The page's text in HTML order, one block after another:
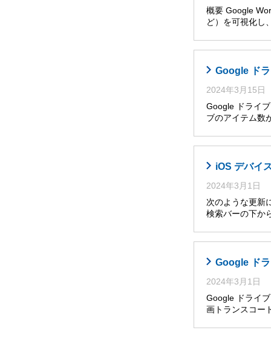
概要 Google
ど）を可視化し
Google ド
2024年3月15日
Google ドライ
ブのアイテム数
iOS デバイ
2024年3月1日
次のような更新
検索バーの下か
Google ド
2024年3月1日
Google ドライ
画トランスコー